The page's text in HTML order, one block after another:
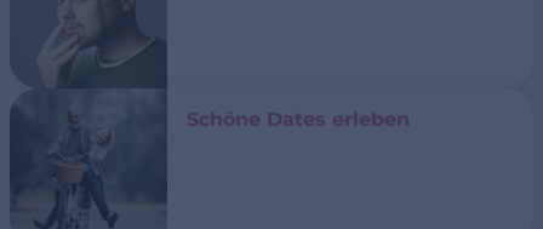
Schöne Dates erleben